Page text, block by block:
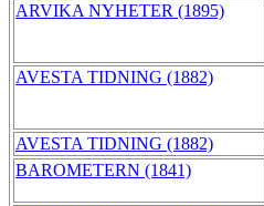
ARVIKA NYHETER (1895)
AVESTA TIDNING (1882)
AVESTA TIDNING (1882)
BAROMETERN (1841)